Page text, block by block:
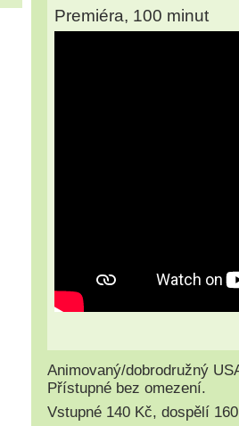
Premiéra, 100 minut
Animovaný/dobrodružný
Přístupné bez omezení.
Vstupné 140 Kč, dospělí